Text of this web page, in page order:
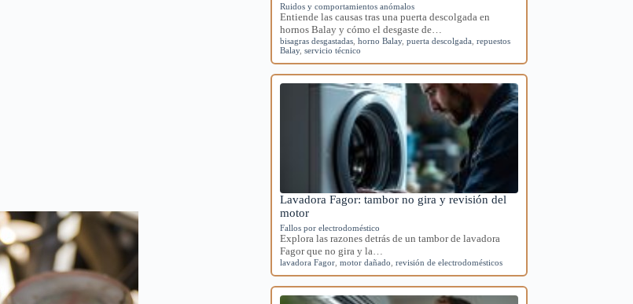
Ruidos y comportamientos anómalos
Entiende las causas tras una puerta descolgada en
hornos Balay y cómo el desgaste de…
bisagras desgastadas ,horno Balay,puerta descolgada ,repuestos
Balay,servicio técnico
Lavadora Fagor: tambor no gira y revisión del
motor
Fallos por electrodoméstico
Explora las razones detrás de un tambor de lavadora
Fagor que no gira y la…
lavadora Fagor ,motor dañado ,revisión de electrodomésticos